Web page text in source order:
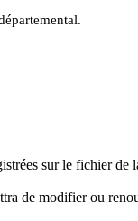
sur le fichier
de modifier ou